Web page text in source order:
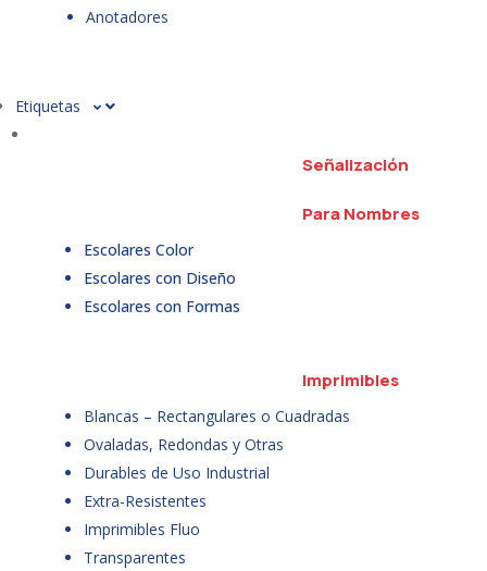
Anotadores
Etiquetas
Señalización
Para Nombres
Escolares Color
Escolares con Diseño
Escolares con Formas
Imprimibles
Blancas – Rectangulares o Cuadradas
Ovaladas, Redondas y Otras
Durables de Uso Industrial
Extra-Resistentes
Imprimibles Fluo
Transparentes